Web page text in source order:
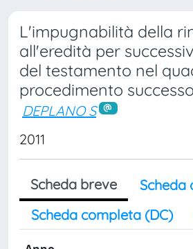
L'impugnabilità della
all'eredità per
del testamento nel
procedimento
DEPLANO S
2011
Scheda breve
Scheda
Scheda completa (DC)